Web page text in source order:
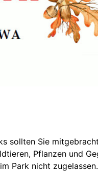
sollten Sie
Pflanzen und
Park nicht